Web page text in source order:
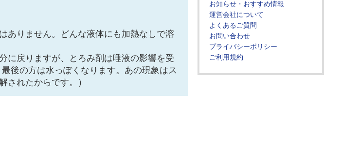
ありません。どんな液体にも加熱なしで溶
に戻りますが、とろみ剤は唾液の影響を受
後の方は水っぽくなります。あの現象はス
されたからです。）
お知らせ・おすすめ情報
運営会社について
よくあるご質問
お問い合わせ
プライバシーポリシー
ご利用規約